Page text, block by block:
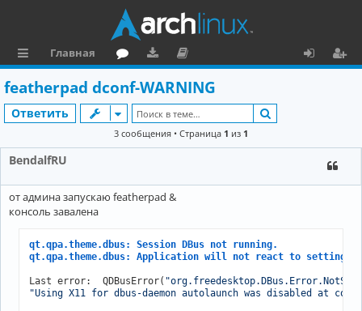
ы
л
к
Главная
ру
м
ру
зк
и
ку
м
е
и
р
featherpad dconf-WARNING
Ответить
3 сообщения • Страница 1 из 1
BendalfRU
от админа запускаю featherpad &
консоль завалена
qt.qpa.theme.dbus: Session DBus not running.
qt.qpa.theme.dbus: Application will not react to setting
Last error:  QDBusError(
"Using X11 for dbus-daemon autolaunch was disabled at